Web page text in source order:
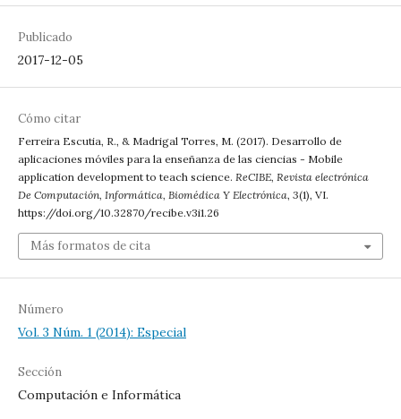
Publicado
2017-12-05
Cómo citar
Ferreira Escutia, R., & Madrigal Torres, M. (2017). Desarrollo de
aplicaciones móviles para la enseñanza de las ciencias - Mobile
application development to teach science. ReCIBE, Revista electrónica
De Computación, Informática, Biomédica Y Electrónica, 3(1), VI.
https://doi.org/10.32870/recibe.v3i1.26
Más formatos de cita
Número
Vol. 3 Núm. 1 (2014): Especial
Sección
Computación e Informática